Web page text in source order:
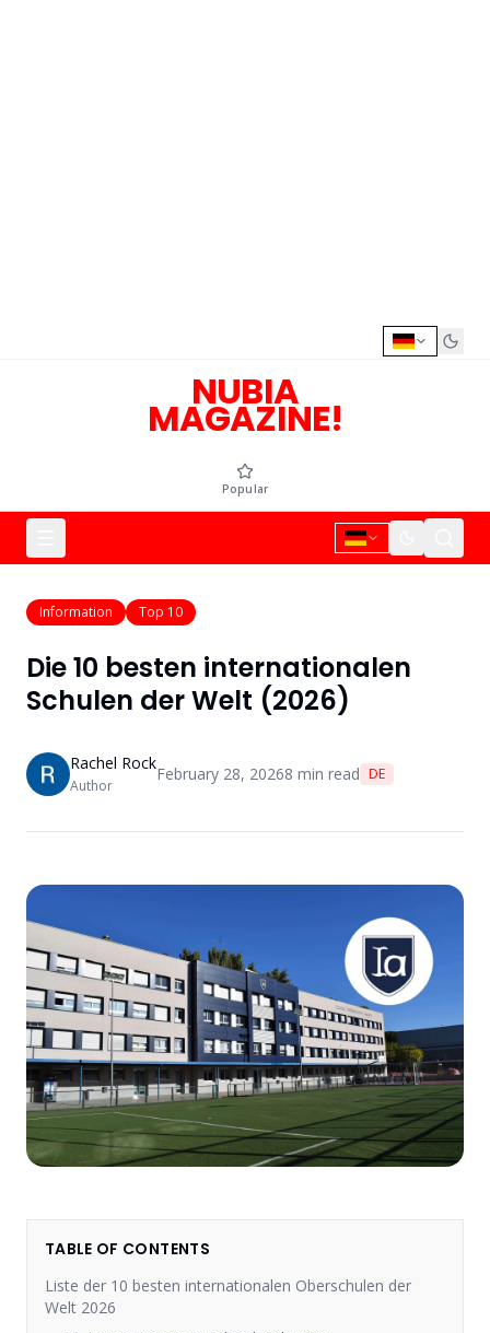
NUBIA
MAGAZINE!
Popular
Information Top 10
Die 10 besten internationalen
Schulen der Welt (2026)
Rachel Rock
Author
February 28, 20268 min read DE
TABLE OF CONTENTS
Liste der 10 besten internationalen Oberschulen der
Welt 2026